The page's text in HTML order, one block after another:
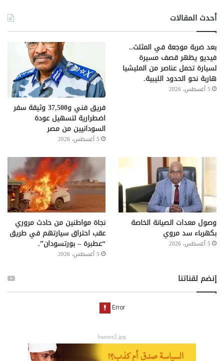
أحدث المقالات
بعد ضربة موجعة في المثلث..
فيديو يظهر قصف مسيرة
لسيارة تحمل عناصر من المليشيا
هاربة نحو الحدود الليبية.
5 أغسطس، 2026
فريق فني و37,500 وثيقة سفر
اضطرارية لتسهيل عودة
السودانيين من مصر
5 أغسطس، 2026
وصول معدات الصيانة الخاصة
بكهرباء سد مروي
5 أغسطس، 2026
نجاة مواطنين من حادث مروري
عقب احتراق سيارتهم في طريق
“عطبرة – بورتسودان”.
5 أغسطس، 2026
إنضم لقناتنا
banner2.jpg